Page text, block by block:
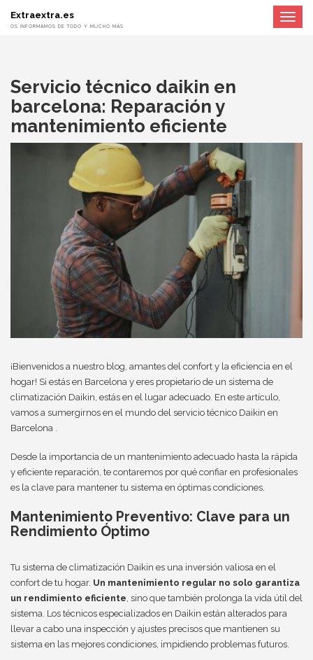
Toggle
Extraextra.es
OS INFORMAMOS DE TODO Y MUCHO MÁS
Servicio técnico daikin en
barcelona: Reparación y
mantenimiento eficiente
¡Bienvenidos a nuestro blog, amantes del confort y la eficiencia en el
hogar! Si estás en Barcelona y eres propietario de un sistema de
climatización Daikin, estás en el lugar adecuado. En este artículo,
vamos a sumergirnos en el mundo del servicio técnico Daikin en
Barcelona .
Desde la importancia de un mantenimiento adecuado hasta la rápida
y eficiente reparación, te contaremos por qué confiar en profesionales
es la clave para mantener tu sistema en óptimas condiciones.
Mantenimiento Preventivo: Clave para un
Rendimiento Óptimo
Tu sistema de climatización Daikin es una inversión valiosa en el
confort de tu hogar. Un mantenimiento regular no solo garantiza
un rendimiento eficiente , sino que también prolonga la vida útil del
sistema. Los técnicos especializados en Daikin están alterados para
llevar a cabo una inspección y ajustes precisos que mantienen su
sistema en las mejores condiciones, impidiendo problemas futuros.